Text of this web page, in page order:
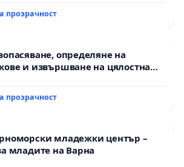
прозрачност
определяне на
и извършване на цялостна
на републиканския път между
проход
прозрачност
младежки център –
младите на Варна